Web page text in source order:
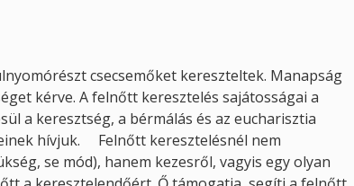
csecsemőket kereszteltek. Manapság
kérve. A felnőtt keresztelés sajátosságai a
a keresztség, a bérmálás és az eucharisztia
hívjuk. Felnőtt keresztelésnél nem
se mód), hanem kezesről, vagyis egy olyan